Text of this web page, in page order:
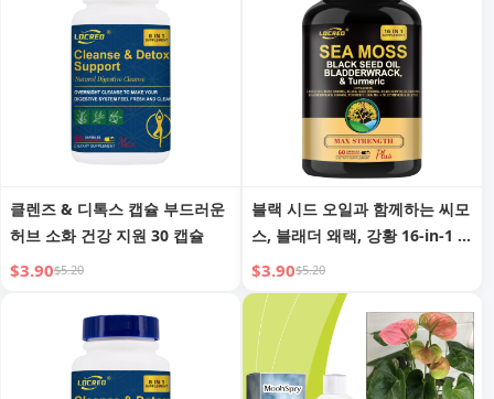
클렌즈 & 디톡스 캡슐 부드러운
허브 소화 건강 지원 30 캡슐
$3.90$5.20
블랙 시드 오일과 함께하는 씨모
스, 블래더 왜랙, 강황 16-in-1 보
충제 관절 지지, 남성 및 여성용
씨모스 캡슐
$3.90$5.20